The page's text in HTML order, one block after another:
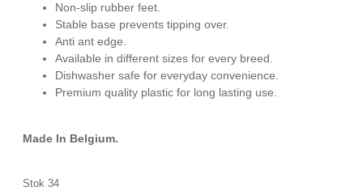
Non-slip rubber feet.
Stable base prevents tipping over.
Anti ant edge.
Available in different sizes for every breed.
Dishwasher safe for everyday convenience.
Premium quality plastic for long lasting use.
Made In Belgium.
Stok 34